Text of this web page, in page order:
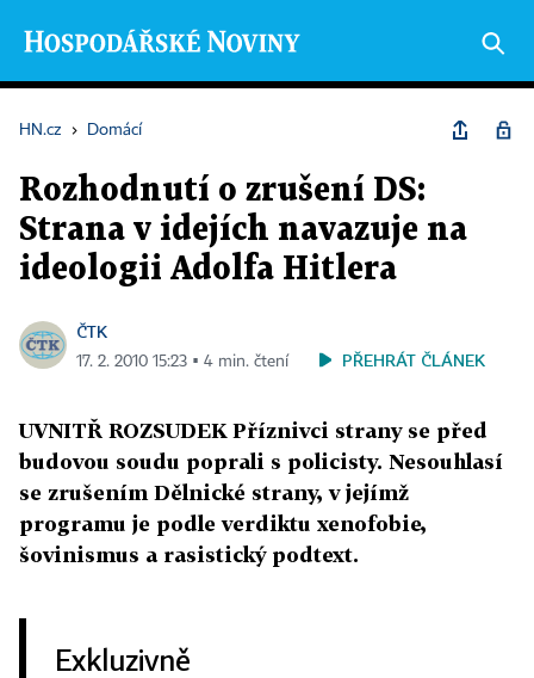
HN.cz › Domácí
Rozhodnutí o zrušení DS:
Strana v idejích navazuje na
ideologii Adolfa Hitlera
ČTK
17. 2. 2010 15:23 ▪ 4 min. čtení PŘEHRÁT ČLÁNEK
UVNITŘ ROZSUDEK Příznivci strany se před
budovou soudu poprali s policisty. Nesouhlasí
se zrušením Dělnické strany, v jejímž
programu je podle verdiktu xenofobie,
šovinismus a rasistický podtext.
Exkluzivně